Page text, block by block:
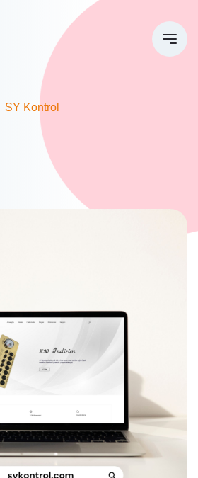
SY Kontrol